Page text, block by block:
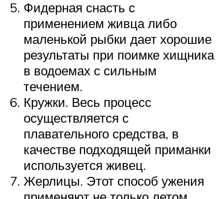
Фидерная снасть с
применением живца либо
маленькой рыбки дает хорошие
результаты при поимке хищника
в водоемах с сильным
течением.
Кружки. Весь процесс
осуществляется с
плавательного средства, в
качестве подходящей приманки
используется живец.
Жерлицы. Этот способ ужения